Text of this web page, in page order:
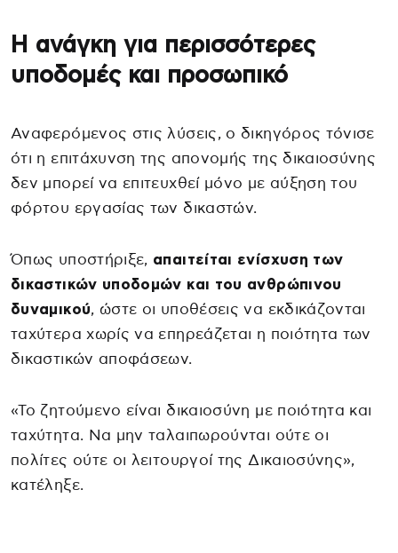
Η ανάγκη για περισσότερες
υποδομές και προσωπικό
Αναφερόμενος στις λύσεις, ο δικηγόρος τόνισε
ότι η επιτάχυνση της απονομής της δικαιοσύνης
δεν μπορεί να επιτευχθεί μόνο με αύξηση του
φόρτου εργασίας των δικαστών.
Όπως υποστήριξε, απαιτείται ενίσχυση των
δικαστικών υποδομών και του ανθρώπινου
δυναμικού, ώστε οι υποθέσεις να εκδικάζονται
ταχύτερα χωρίς να επηρεάζεται η ποιότητα των
δικαστικών αποφάσεων.
«Το ζητούμενο είναι δικαιοσύνη με ποιότητα και
ταχύτητα. Να μην ταλαιπωρούνται ούτε οι
πολίτες ούτε οι λειτουργοί της Δικαιοσύνης»,
κατέληξε.